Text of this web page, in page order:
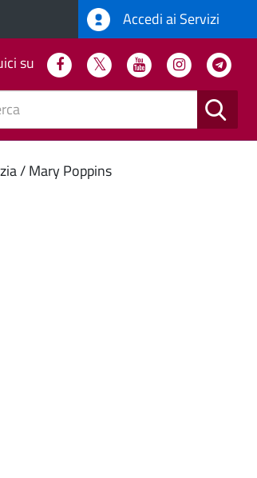
Accedi ai Servizi
su FacebookTwitter Youtube Instagram
Mary Poppins